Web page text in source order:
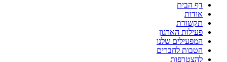
דף הבית
אודות
תקשורת
פעילות הארגון
המפעילים שלנו
הטבות לחברים
להצטרפות